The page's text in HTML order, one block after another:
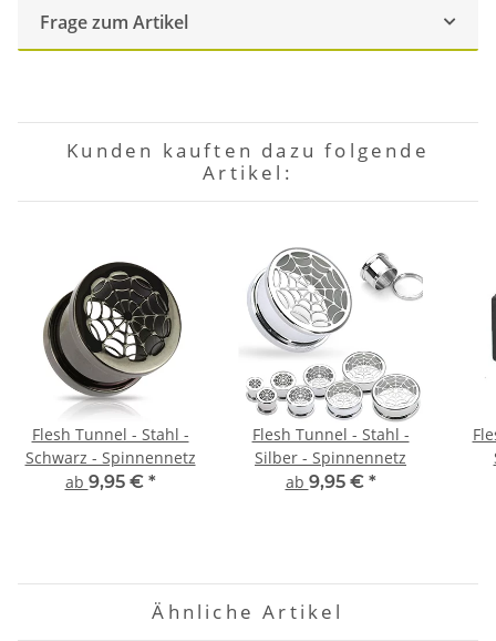
Frage zum Artikel
Kunden kauften dazu folgende
Artikel:
Flesh Tunnel - Stahl -
Schwarz - Spinnennetz
ab 9,95 € *
Flesh Tunnel - Stahl -
Silber - Spinnennetz
ab 9,95 € *
Ähnliche Artikel